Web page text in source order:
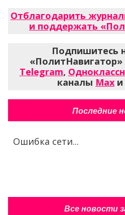
Отблагодарить
и поддержать
Подпишитесь
Telegram,
каналы Max и
Последние
Ошибка сети...
Все новости